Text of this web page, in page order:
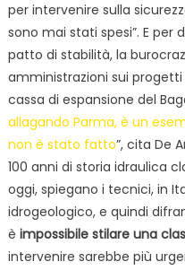
per intervenire sulla
sono mai stati spesi”. E per
patto di stabilità, la
amministrazioni sui progetti
cassa di espansione del
allagando Parma, è un
non è stato fatto”, cita De
100 anni di storia idraulica
oggi, spiegano i tecnici, in
idrogeologico, e quindi
è impossibile stilare una
intervenire sarebbe più